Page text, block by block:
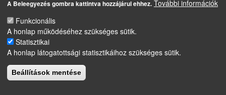
A Beleegyezés gombra kattintva hozzájárul ehhez. További információk
Funkcionális
A honlap működéséhez szükséges sütik.
Statisztikai
A honlap látogatottsági statisztikáihoz szükséges sütik.
Beállítások mentése